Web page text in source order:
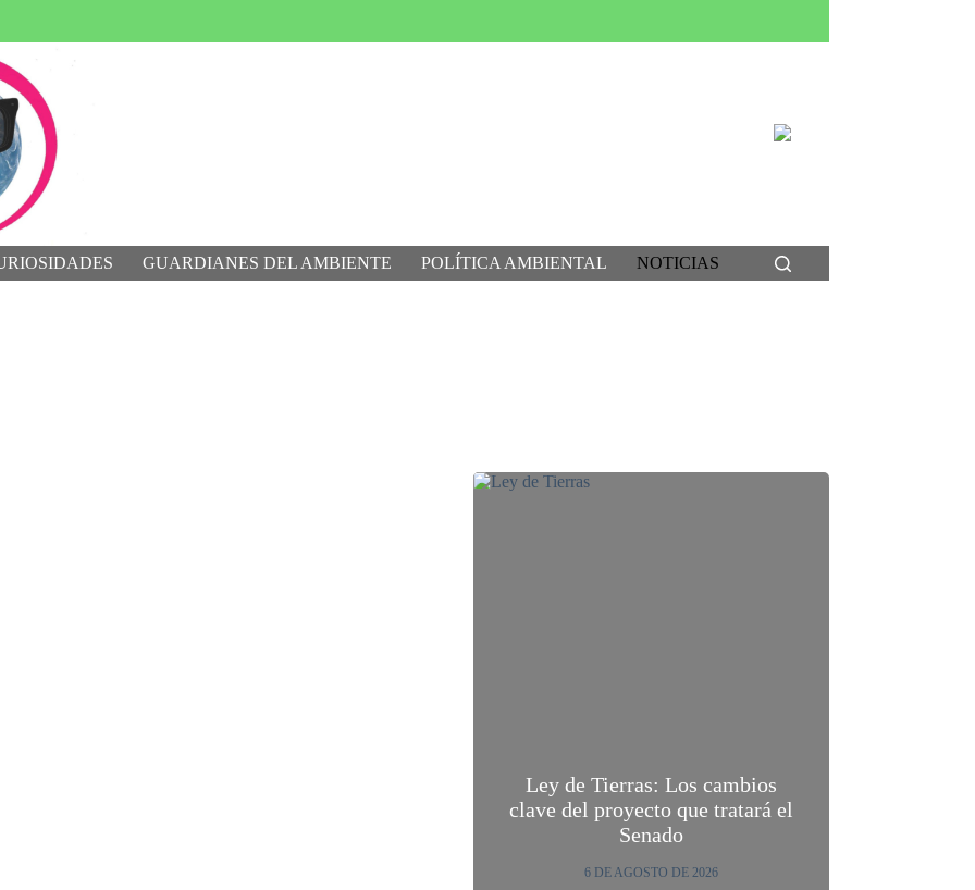
GUARDIANES DEL AMBIENTE POLÍTICA AMBIENTAL NOTICIAS
Ley de Tierras: Los cambios
clave del proyecto que tratará el
Senado
6 DE AGOSTO DE 2026